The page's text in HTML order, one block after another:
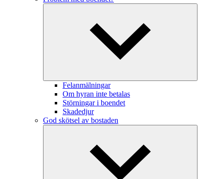
Felanmälningar
Om hyran inte betalas
Störningar i boendet
Skadedjur
God skötsel av bostaden